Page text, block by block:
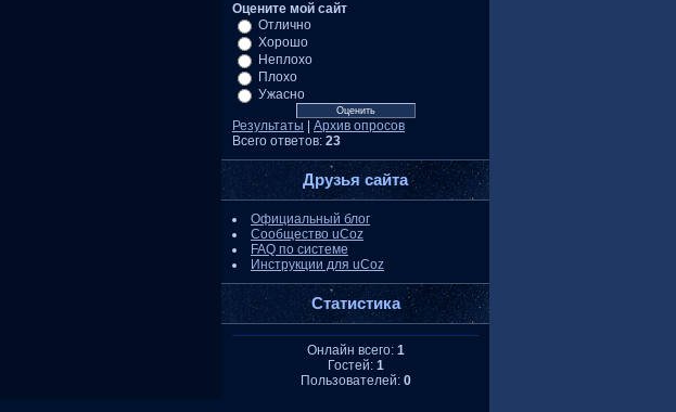
Оцените мой сайт
Отлично
Хорошо
Неплохо
Плохо
Ужасно
Результаты
Архив опросов
Всего ответов: 23
Друзья сайта
Официальный блог
Сообщество uCoz
FAQ по системе
Инструкции для uCoz
Статистика
Онлайн всего: 1
Гостей: 1
Пользователей: 0